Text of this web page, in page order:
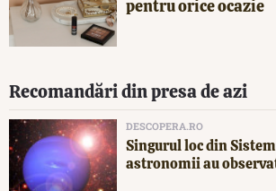
pentru orice ocazie
Recomandări din presa de azi
DESCOPERA.RO
Singurul loc din
astronomii au